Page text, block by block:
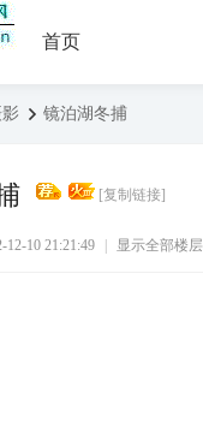
首页
镜泊湖冬捕
[复制链接]
12-10 21:21:49 显示全部楼层